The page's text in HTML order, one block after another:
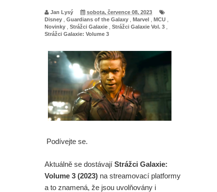
Jan Lysý
sobota, července 08, 2023
Disney
Guardians of the Galaxy Marvel MCU
Novinky
Strážci Galaxie Strážci Galaxie Vol. 3
Strážci Galaxie: Volume 3
Podívejte se.
Aktuálně se dostávají Strážci Galaxie:
Volume 3 (2023) na streamovací platformy
a to znamená, že jsou uvolňovány i